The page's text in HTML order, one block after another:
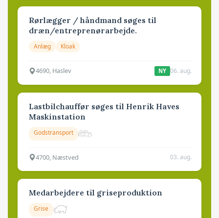
Rørlægger / håndmand søges til
dræn/entreprenørarbejde.
Anlæg Kloak
4690, Haslev NY 06. aug.
Lastbilchauffør søges til Henrik Haves
Maskinstation
Godstransport
4700, Næstved 03. aug.
Medarbejdere til griseproduktion
Grise